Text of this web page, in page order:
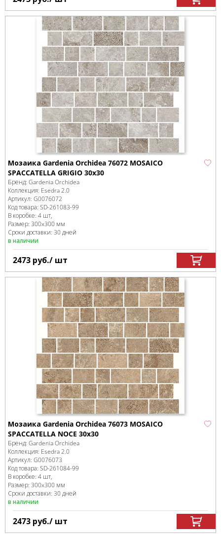
Мозаика Gardenia Orchidea 76072 MOSAICO
SPACCATELLA GRIGIO 30x30
Бренд: Gardenia Orchidea
Коллекция: Esedra 2.0
Артикул: G0076072
Код товара: SD-261083-99
В коробке: 4 шт,
Размер: 300x300 мм
Сроки доставки: 30 дней
в наличии
2473 руб./ шт
Мозаика Gardenia Orchidea 76073 MOSAICO
SPACCATELLA NOCE 30x30
Бренд: Gardenia Orchidea
Коллекция: Esedra 2.0
Артикул: G0076073
Код товара: SD-261084-99
В коробке: 4 шт,
Размер: 300x300 мм
Сроки доставки: 30 дней
в наличии
2473 руб./ шт